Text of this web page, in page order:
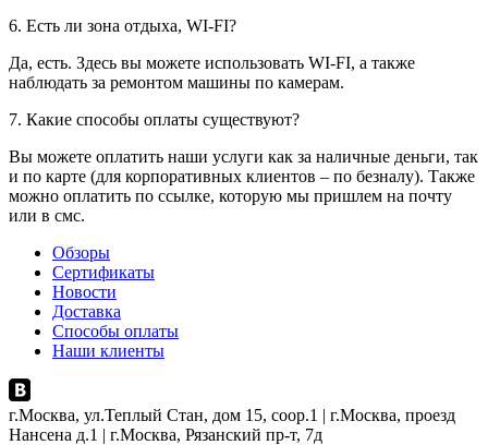
6. Есть ли зона отдыха, WI-FI?
Да, есть. Здесь вы можете использовать WI-FI, а также
наблюдать за ремонтом машины по камерам.
7. Какие способы оплаты существуют?
Вы можете оплатить наши услуги как за наличные деньги, так
и по карте (для корпоративных клиентов – по безналу). Также
можно оплатить по ссылке, которую мы пришлем на почту
или в смс.
Обзоры
Сертификаты
Новости
Доставка
Способы оплаты
Наши клиенты
г.Москва, ул.Теплый Стан, дом 15, соор.1 | г.Москва, проезд
Нансена д.1 | г.Москва, Рязанский пр-т, 7д